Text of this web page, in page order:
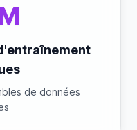
de données